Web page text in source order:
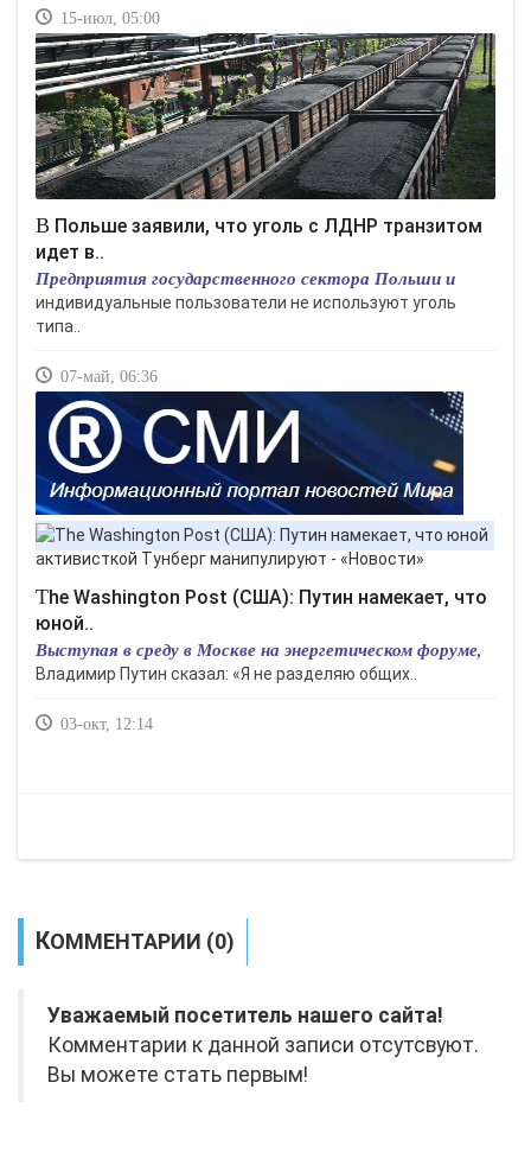
15-июл, 05:00
В Польше заявили, что уголь с ЛДНР транзитом
идет в..
Предприятия государственного сектора Польши и
индивидуальные пользователи не используют уголь
типа..
07-май, 06:36
The Washington Post (США): Путин намекает, что
юной..
Выступая в среду в Москве на энергетическом форуме,
Владимир Путин сказал: «Я не разделяю общих..
03-окт, 12:14
КОММЕНТАРИИ (0)
Уважаемый посетитель нашего сайта!
Комментарии к данной записи отсутсвуют.
Вы можете стать первым!